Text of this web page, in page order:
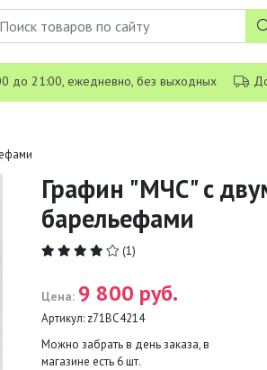
до 21:00, ежедневно, без выходных
Графин "МЧС" с
барельефами
(1)
Цена: 9 800 руб.
Артикул: z71ВС4214
Можно забрать в день заказа, в
магазине есть 6шт.